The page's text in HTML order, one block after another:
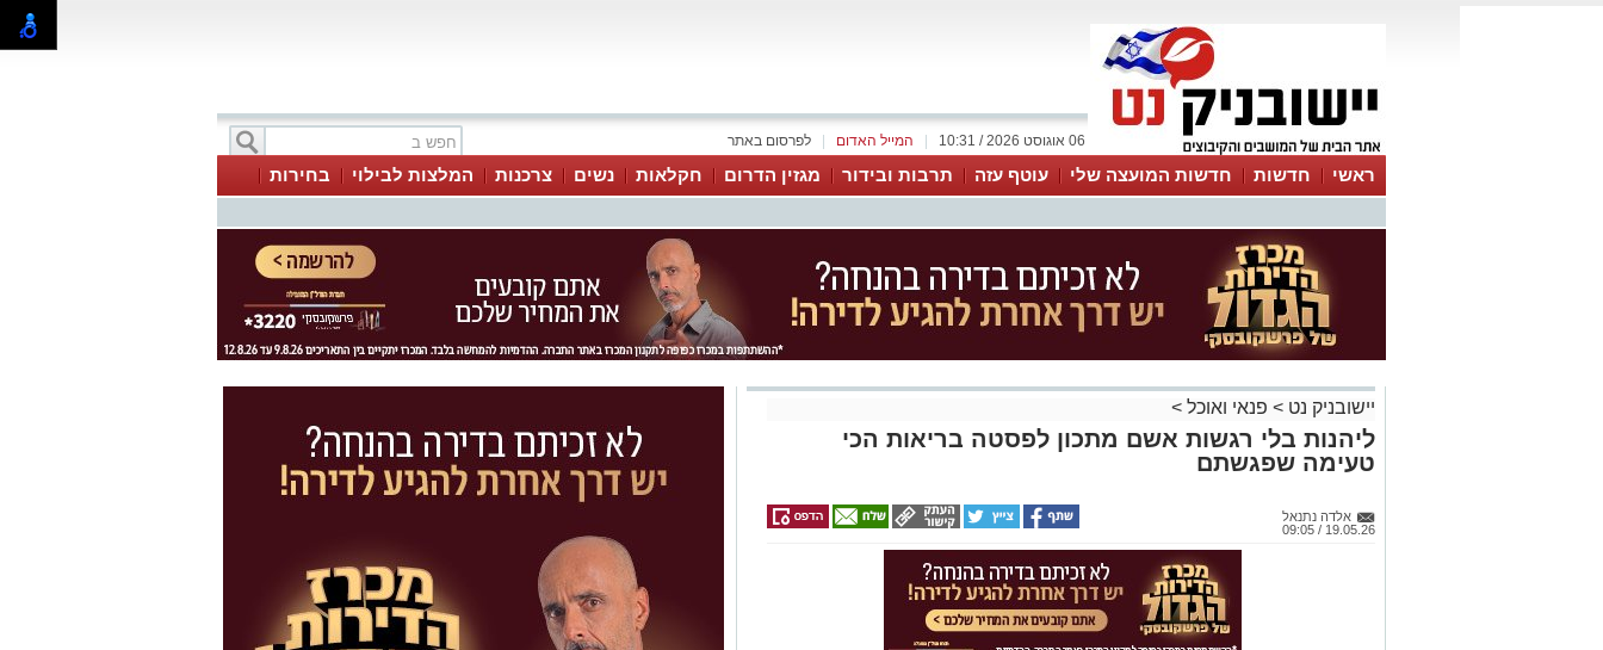
לפרסום באתר המייל האדום 06 אוגוסט 2026 / 10:31
ראשי חדשות חדשות המועצה שלי עוטף עזה תרבות ובידור מגזין הדרום חקלאות נשים צרכנות המלצות לבילוי
בחירות
יישובניק נט > פנאי ואוכל >
ליהנות בלי רגשות אשם מתכון לפסטה בריאות הכי
טעימה שפגשתם
אלדה נתנאל
19.05.26 / 09:05